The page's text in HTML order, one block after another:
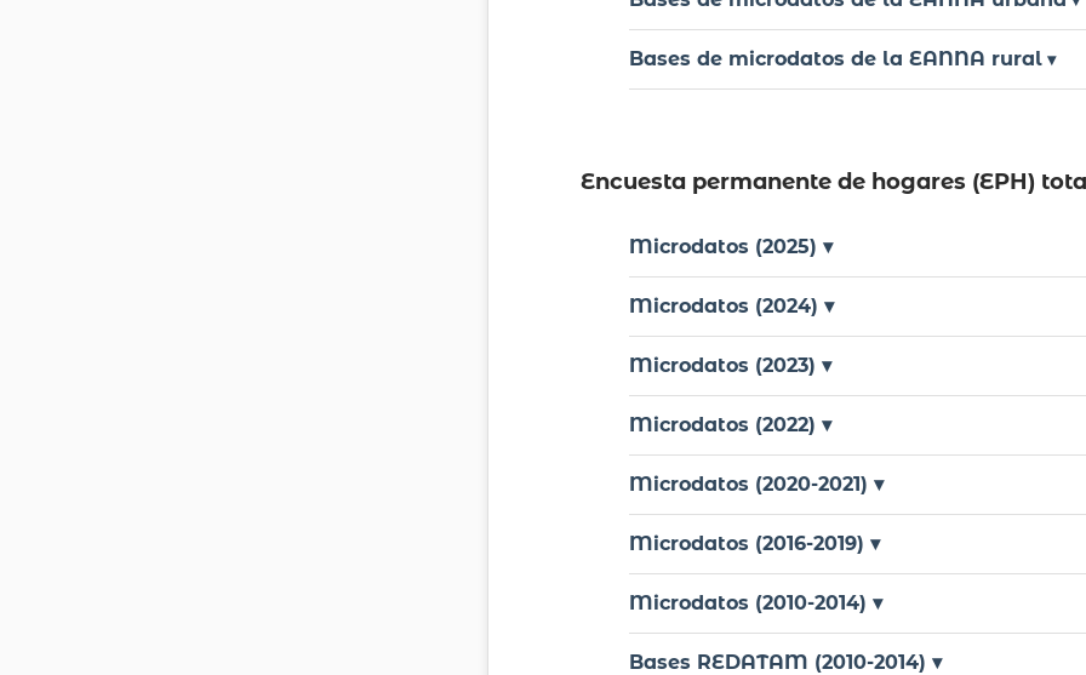
Bases de microdatos de la EANNA rural ▾
Encuesta permanente de hogares (EPH)
Microdatos (2025) ▾
Microdatos (2024) ▾
Microdatos (2023) ▾
Microdatos (2022) ▾
Microdatos (2020-2021) ▾
Microdatos (2016-2019) ▾
Microdatos (2010-2014) ▾
Bases REDATAM (2010-2014) ▾